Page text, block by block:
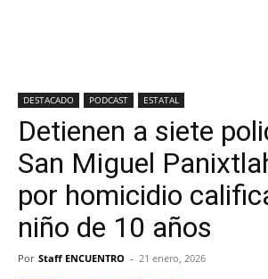
DESTACADO PODCAST ESTATAL
Detienen a siete
San Miguel
por homicidio
niño de 10 años
Por Staff ENCUENTRO - 21 enero, 2026